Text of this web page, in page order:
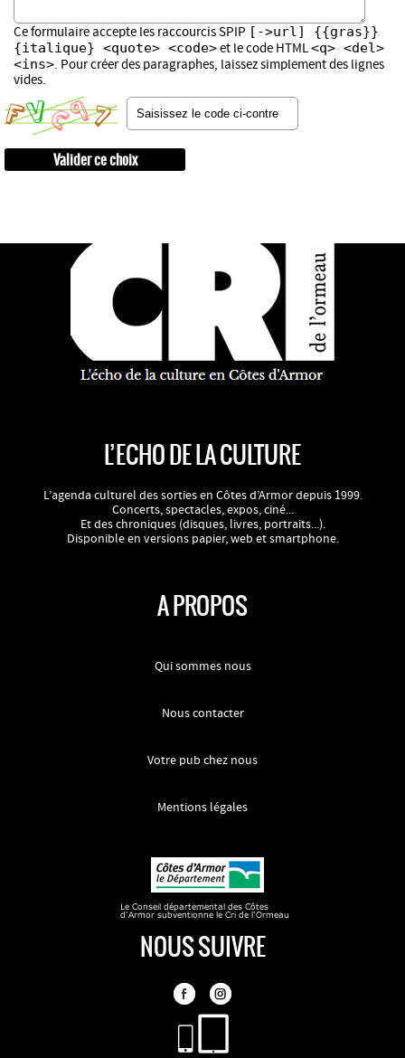
Ce formulaire accepte les raccourcis SPIP [->url] {{gras}}
{italique} <quote> <code>et le code HTML<q> <del>
<ins>. Pour créer des paragraphes, laissez simplement des lignes
vides.
L’ECHO DE LA CULTURE
L’agenda culturel des sorties en Côtes d’Armor depuis 1999.
Concerts, spectacles, expos, ciné...
Et des chroniques (disques, livres, portraits...).
Disponible en versions papier, web et smartphone.
A PROPOS
Qui sommes nous
Nous contacter
Votre pub chez nous
Mentions légales
NOUS SUIVRE